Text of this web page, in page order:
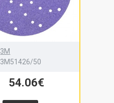
3M
3M51426/50
54.06€